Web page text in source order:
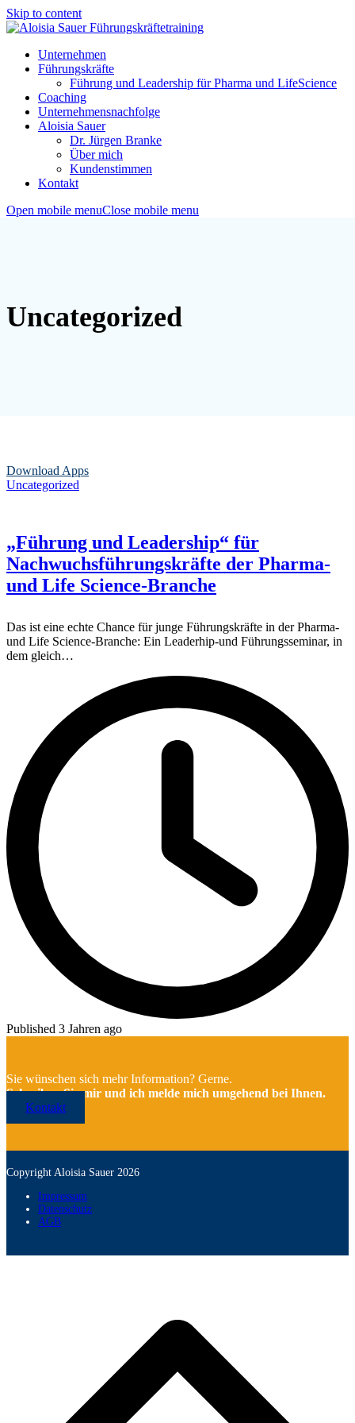
Skip to content
Unternehmen
Führungskräfte
Führung und Leadership für Pharma und LifeScience
Coaching
Unternehmensnachfolge
Aloisia Sauer
Dr. Jürgen Branke
Über mich
Kundenstimmen
Kontakt
Open mobile menuClose mobile menu
Uncategorized
Download Apps
Uncategorized
„Führung und Leadership“ für
Nachwuchsführungskräfte der Pharma-
und Life Science-Branche
Das ist eine echte Chance für junge Führungskräfte in der Pharma-
und Life Science-Branche: Ein Leaderhip-und Führungsseminar, in
dem gleich…
Published 3 Jahren ago
Sie wünschen sich mehr Information? Gerne.
Schreiben Sie mir und ich melde mich umgehend bei Ihnen.
Kontakt
Copyright Aloisia Sauer 2026
Impressum
Datenschutz
AGB